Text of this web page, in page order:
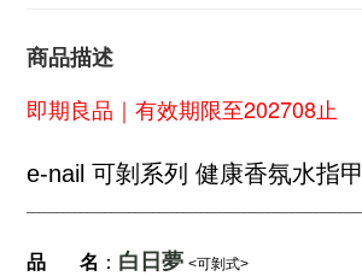
商品描述
即期良品｜有效期限至202708止
e-nail 可剝系列 健康香氛水指甲
品       名 ： 白日夢 <可剝式>